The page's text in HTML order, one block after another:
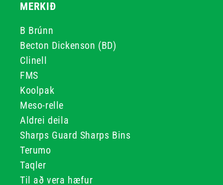
MERKIÐ
B Brúnn
Becton Dickenson (BD)
Clinell
FMS
Koolpak
Meso-relle
Aldrei deila
Sharps Guard Sharps Bins
Terumo
Taqler
Til að vera hæfur